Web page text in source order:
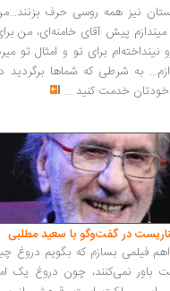
نیز همه روسی حرف
میندازم پیش آقای خامنه‌ای، من
برای تو و امثال تو
به شرطی که شماها برگردید
خدمت کنید ...
در گفت‌وگو با سعید مطلبی
فیلمی بسازم که بگویم دروغ
باور نمی‌کنند، چون دروغ یک